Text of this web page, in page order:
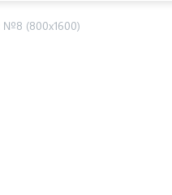
№8 (800х1600)